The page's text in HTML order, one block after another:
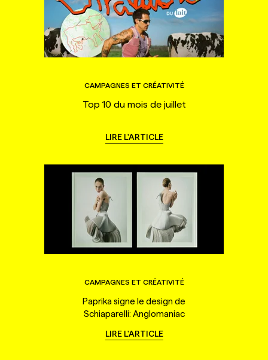
CAMPAGNES ET CRÉATIVITÉ
Top 10 du mois de juillet
LIRE L'ARTICLE
CAMPAGNES ET CRÉATIVITÉ
Paprika signe le design de
Schiaparelli: Anglomaniac
LIRE L'ARTICLE